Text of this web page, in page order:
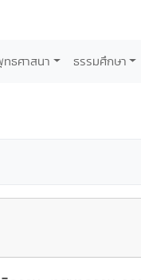
ธศาสนา ธรรมศึกษา